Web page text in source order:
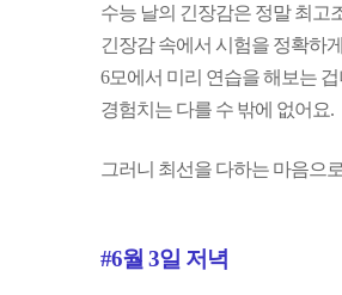
수능 날의 긴장감은 정말 최고
긴장감 속에서 시험을 정확하
6모에서 미리 연습을 해보는
경험치는 다를 수 밖에 없어요.
그러니 최선을 다하는 마음으
#6월 3일 저녁